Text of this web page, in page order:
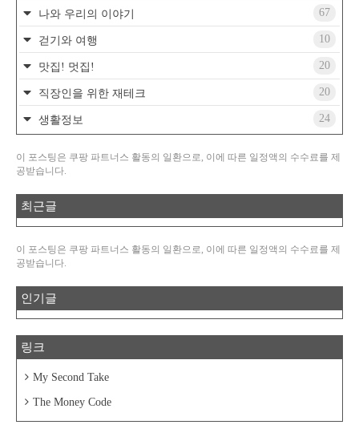
나와 우리의 이야기 67
걷기와 여행 10
맛집! 멋집! 20
직장인을 위한 재테크 20
생활정보 24
이 포스팅은 쿠팡 파트너스 활동의 일환으로, 이에 따른 일정액의 수수료를 제
공받습니다.
최근글
이 포스팅은 쿠팡 파트너스 활동의 일환으로, 이에 따른 일정액의 수수료를 제
공받습니다.
인기글
링크
My Second Take
The Money Code